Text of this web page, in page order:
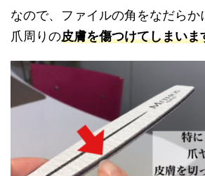
なので、ファイルの角をなだらか
爪周りの皮膚を傷つけてしまいま